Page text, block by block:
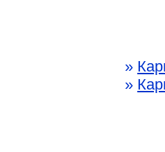
»
»